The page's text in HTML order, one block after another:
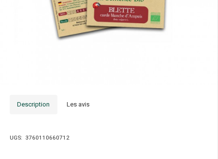
Description Les avis
UGS: 3760110660712